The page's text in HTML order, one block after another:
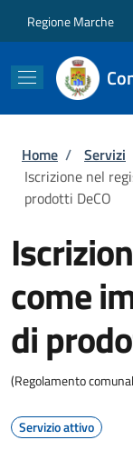
Regione Marche
Briciole
Home / Servizi
Iscrizione nel
prodotti DeCO
come
di
(Regolamento
Servizio attivo